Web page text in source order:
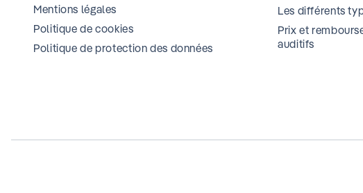
Mentions légales
Politique de cookies
Politique de protection des données
Les différents
Prix et
auditifs